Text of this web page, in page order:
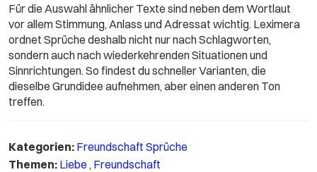
Für die Auswahl ähnlicher Texte sind neben dem Wortlaut
vor allem Stimmung, Anlass und Adressat wichtig. Leximera
ordnet Sprüche deshalb nicht nur nach Schlagworten,
sondern auch nach wiederkehrenden Situationen und
Sinnrichtungen. So findest du schneller Varianten, die
dieselbe Grundidee aufnehmen, aber einen anderen Ton
treffen.
Kategorien: Freundschaft Sprüche
Themen: Liebe , Freundschaft